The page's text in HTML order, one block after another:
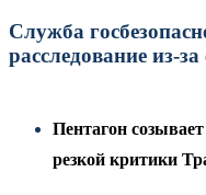
Служба
расследование из-
Пентагон
резкой критики